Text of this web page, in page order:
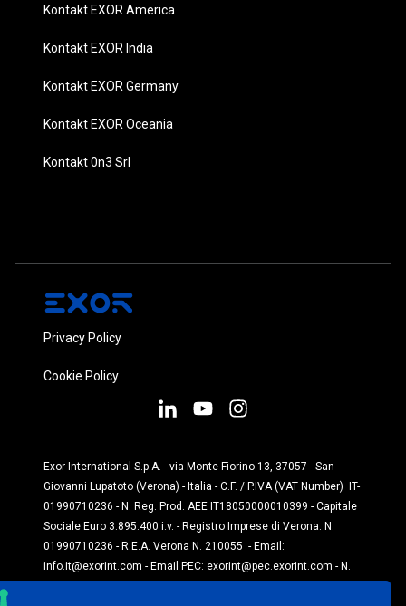
Kontakt EXOR America
Kontakt EXOR India
Kontakt EXOR Germany
Kontakt EXOR Oceania
Kontakt 0n3 Srl
Privacy Policy
Cookie Policy
Exor International S.p.A. - via Monte Fiorino 13, 37057 - San
Giovanni Lupatoto (Verona) - Italia - C.F. / P.IVA (VAT Number) IT-
01990710236 - N. Reg. Prod. AEE IT18050000010399 - Capitale
Sociale Euro 3.895.400 i.v. - Registro Imprese di Verona: N.
01990710236 - R.E.A. Verona N. 210055 - Email:
info.it@exorint.com - Email PEC: exorint@pec.exorint.com - N.